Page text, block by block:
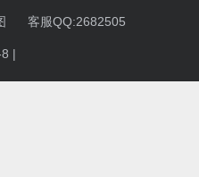
客服QQ:2682505
|